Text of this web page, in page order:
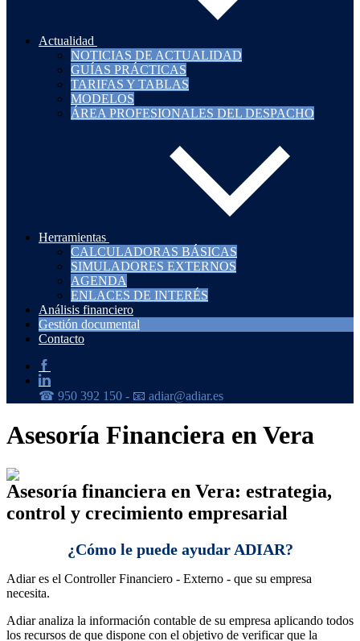
Actualidad
NOTICIAS DE ACTUALIDAD
GUÍAS PRÁCTICAS
TARIFAS Y TABLAS
MODELOS
ÁREA PROFESIONALES DEL DESPACHO
Herramientas
CALCULADORAS BÁSICAS
SIMULADORES EXTERNOS
AGENDA
ENLACES DE INTERÉS
Análisis financiero
Gestión documental
Contacto
Asesoría Financiera en Vera
Asesoría financiera en Vera: estrategia,
control y crecimiento empresarial
¿Cómo le puede ayudar ADIAR?
Adiar es el Controller Financiero - Externo - que su empresa
necesita.
Adiar analiza la información contable de su empresa aplicando todos
los recursos de que dispone con el objetivo de verificar que la